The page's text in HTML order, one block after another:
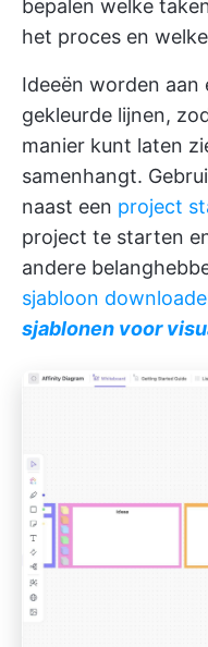
bepalen welke
het proces en
Ideeën worden aan
gekleurde lijnen,
manier kunt laten
samenhangt.
naast een project
project te starten
andere
sjabloon
sjablonen voor